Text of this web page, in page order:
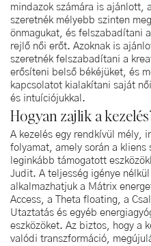
Hogyan zajlik a
mindazok számára is ajánlott,
szeretnék mélyebb szinten
önmagukat, és felszabadítani
rejlő női erőt. Azoknak is
szeretnék felszabadítani a
erősíteni belső békéjüket, és
kapcsolatot kialakítani saját
és intuíciójukkal.
A kezelés egy rendkívül mély,
folyamat, amely során a kliens
leginkább támogatott
Judit. A teljesség igénye nélkül
alkalmazhatjuk a Mátrix
Access, a Theta floating, a
Utaztatás és egyéb
eszközöket. Az biztos, hogy a
valódi transzformáció,